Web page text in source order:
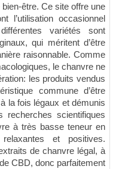
être. Ce site offre une
l’utilisation occasionnel
variétés sont
qui méritent d’être
raisonnable. Comme
le chanvre ne
les produits vendus
commune d’être
la fois légaux et démunis
recherches scientifiques
à très basse teneur en
et positives.
de chanvre légal, à
CBD, donc parfaitement